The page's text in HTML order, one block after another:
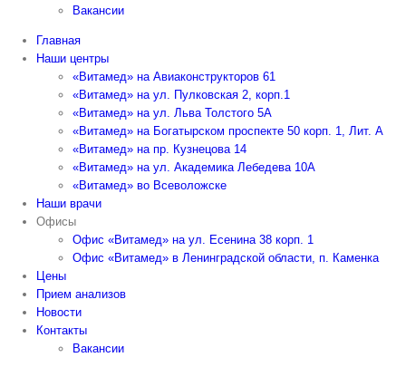
Вакансии
Главная
Наши центры
«Витамед» на Авиаконструкторов 61
«Витамед» на ул. Пулковская 2, корп.1
«Витамед» на ул. Льва Толстого 5А
«Витамед» на Богатырском проспекте 50 корп. 1, Лит. А
«Витамед» на пр. Кузнецова 14
«Витамед» на ул. Академика Лебедева 10А
«Витамед» во Всеволожске
Наши врачи
Офисы
Офис «Витамед» на ул. Есенина 38 корп. 1
Офис «Витамед» в Ленинградской области, п. Каменка
Цены
Прием анализов
Новости
Контакты
Вакансии